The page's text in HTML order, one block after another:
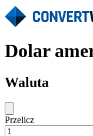
Dolar
Waluta
Przelicz